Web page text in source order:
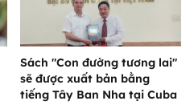
Sách "Con đường tương lai"
sẽ được xuất bản bằng
tiếng Tây Ban Nha tại Cuba